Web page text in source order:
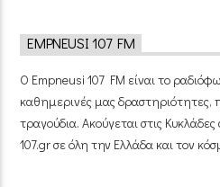
EMPNEUSI 107 FM
Ο Empneusi 107 FM είναι το
καθημερινές μας δραστηριότητες,
τραγούδια. Ακούγεται στις
107.gr σε όλη την Ελλάδα και τον